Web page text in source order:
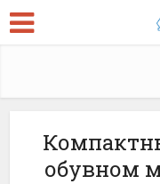
обувном